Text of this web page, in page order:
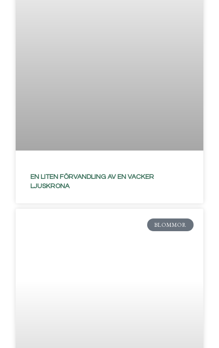
EN LITEN FÖRVANDLING AV EN VACKER
LJUSKRONA
BLOMMOR